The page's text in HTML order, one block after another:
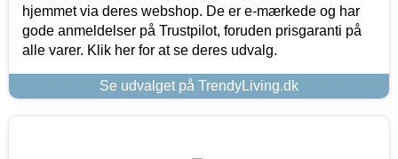
hjemmet via deres webshop. De er e-mærkede og har
gode anmeldelser på Trustpilot, foruden prisgaranti på
alle varer. Klik her for at se deres udvalg.
Se udvalget på TrendyLiving.dk